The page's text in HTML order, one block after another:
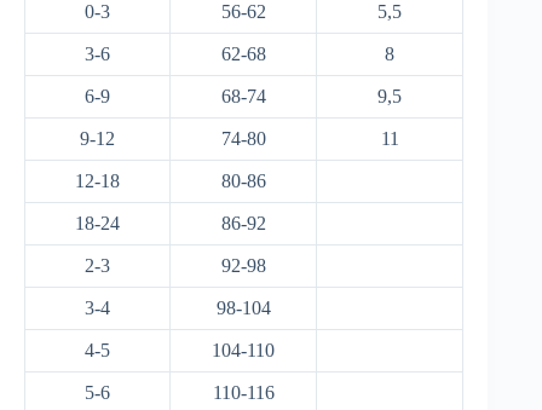
0-3 56-62 5,5
3-6 62-68 8
6-9 68-74 9,5
9-12 74-80 11
12-18 80-86
18-24 86-92
2-3 92-98
3-4 98-104
4-5 104-110
5-6 110-116